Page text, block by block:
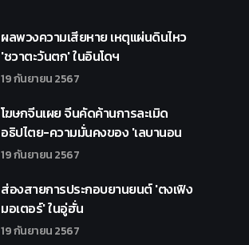
ผลพวงความเสียหาย เหตุแผ่นดินไหว
'ชวาตะวันตก' ในอินโดฯ
19 กันยายน 2567
โฆษกจีนเผย จีนคัดค้านการละเมิด
อธิปไตย-ความมั่นคงของ 'เลบานอน
19 กันยายน 2567
ส่องสายการประกอบยานยนต์ 'ตงเฟิง
มอเตอร์' ในอู่ฮั่น
19 กันยายน 2567